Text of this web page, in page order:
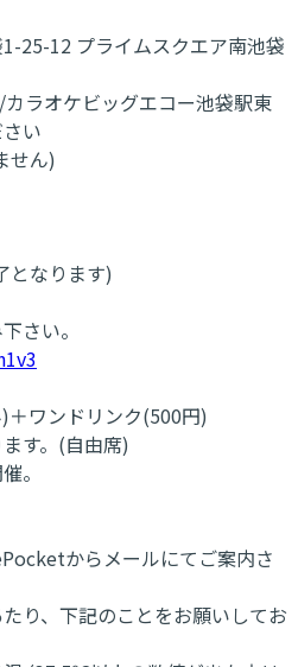
25-12 プライムスクエア南池袋
ラオケビッグエコー池袋駅東
い
せん)
となります)
さい。
＋ワンドリンク(500円)
す。(自由席)
。
からメールにてご案内さ
り、下記のことをお願いしてお